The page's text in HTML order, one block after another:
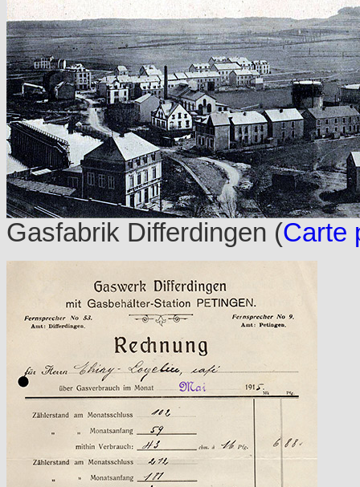
Gasfabrik Differdingen (Carte